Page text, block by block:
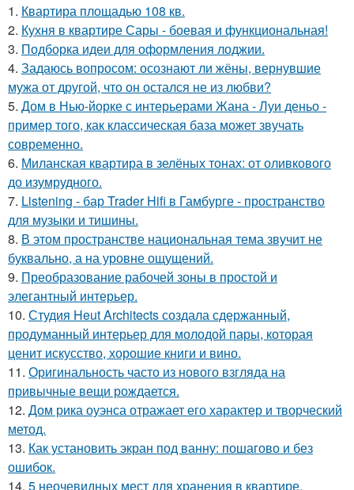
1. Квартира площадью 108 кв.
2. Кухня в квартире Сары - боевая и функциональная!
3. Подборка идеи для оформления лоджии.
4. Задаюсь вопросом: осознают ли жёны, вернувшие
мужа от другой, что он остался не из любви?
5. Дом в Нью-йорке с интерьерами Жана - Луи деньо -
пример того, как классическая база может звучать
современно.
6. Миланская квартира в зелёных тонах: от оливкового
до изумрудного.
7. Listening - бар Trader Hifi в Гамбурге - пространство
для музыки и тишины.
8. В этом пространстве национальная тема звучит не
буквально, а на уровне ощущений.
9. Преобразование рабочей зоны в простой и
элегантный интерьер.
10. Студия Heut Architects создала сдержанный,
продуманный интерьер для молодой пары, которая
ценит искусство, хорошие книги и вино.
11. Оригинальность часто из нового взгляда на
привычные вещи рождается.
12. Дом рика оуэнса отражает его характер и творческий
метод.
13. Как установить экран под ванну: пошагово и без
ошибок.
14. 5 неочевидных мест для хранения в квартире.